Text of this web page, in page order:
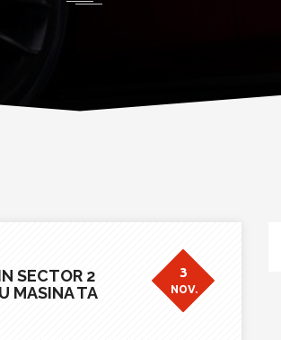
SECTOR 2
MASINA TA
3
NOV.